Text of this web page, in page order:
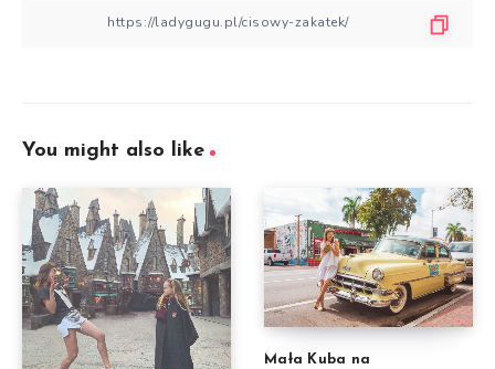
You might also like
Mała Kuba na